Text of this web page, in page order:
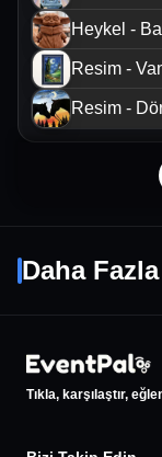
Heykel -
Resim -
Resim -
Daha
İstanbul
Maximum
Tıkla, karşılaştır,